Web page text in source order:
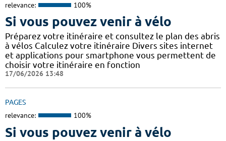
relevance: 100%
Si vous pouvez venir à vélo
Préparez votre itinéraire et consultez le plan des abris
à vélos Calculez votre itinéraire Divers sites internet
et applications pour smartphone vous permettent de
choisir votre itinéraire en fonction
17/06/2026 13:48
PAGES
relevance: 100%
Si vous pouvez venir à vélo